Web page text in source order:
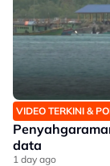
VIDEO TERKINI &
data
1 day ago